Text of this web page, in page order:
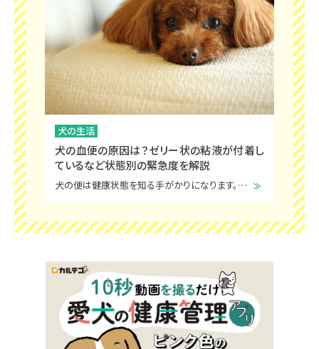
犬の生活
犬の血便の原因は？ゼリー状の粘液が付着し
ているなど状態別の緊急度を解説
犬の便は健康状態を知る手がかりになります。愛犬が血便を出した場合は、なにか病気にかかっているのではと心配になりますよね。